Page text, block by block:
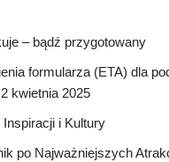
– bądź przygotowany
formularza (ETA) dla
kwietnia 2025
i Kultury
po Najważniejszych